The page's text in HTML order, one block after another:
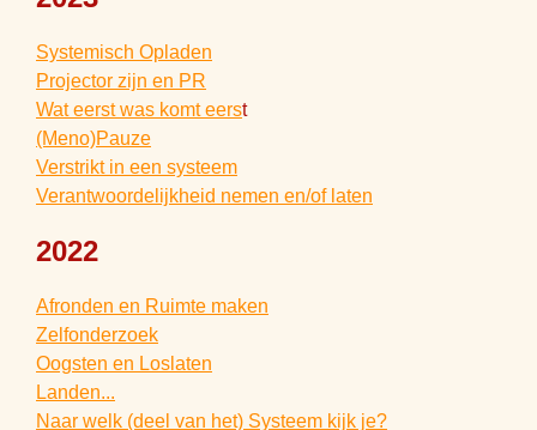
Systemisch Opladen
Projector zijn en PR
Wat eerst was komt eerst
(Meno)Pauze
Verstrikt in een systeem
Verantwoordelijkheid nemen en/of laten
2022
Afronden en Ruimte maken
Zelfonderzoek
Oogsten en Loslaten
Landen...
Naar welk (deel van het) Systeem kijk je?